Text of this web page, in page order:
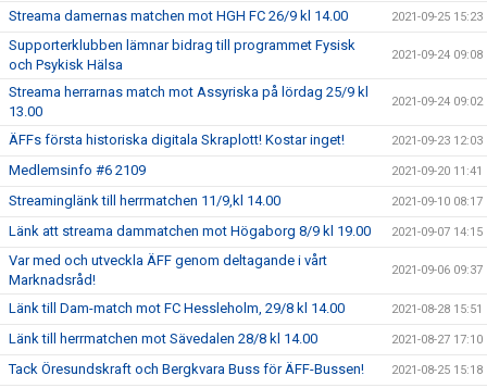
Streama damernas matchen mot HGH FC 26/9 kl 14.00 2021-09-25 15:23
Supporterklubben lämnar bidrag till programmet Fysisk
och Psykisk Hälsa
2021-09-24 09:08
Streama herrarnas match mot Assyriska på lördag 25/9 kl
13.00
2021-09-24 09:02
ÄFFs första historiska digitala Skraplott! Kostar inget! 2021-09-23 12:03
Medlemsinfo #6 2109 2021-09-20 11:41
Streaminglänk till herrmatchen 11/9,kl 14.00 2021-09-10 08:17
Länk att streama dammatchen mot Högaborg 8/9 kl 19.00 2021-09-07 14:15
Var med och utveckla ÄFF genom deltagande i vårt
Marknadsråd!
2021-09-06 09:37
Länk till Dam-match mot FC Hessleholm, 29/8 kl 14.00 2021-08-28 15:51
Länk till herrmatchen mot Sävedalen 28/8 kl 14.00 2021-08-27 17:10
Tack Öresundskraft och Bergkvara Buss för ÄFF-Bussen! 2021-08-25 15:18